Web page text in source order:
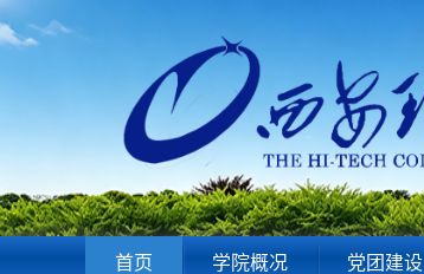
首页 学院概况 党团建设